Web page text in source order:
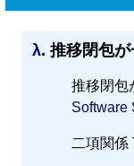
λ. 推移閉包
推移閉包
Software
二項関係